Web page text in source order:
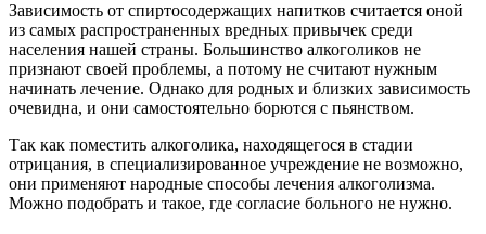
Зависимость от спиртосодержащих напитков считается оной
из самых распространенных вредных привычек среди
населения нашей страны. Большинство алкоголиков не
признают своей проблемы, а потому не считают нужным
начинать лечение. Однако для родных и близких зависимость
очевидна, и они самостоятельно борются с пьянством.
Так как поместить алкоголика, находящегося в стадии
отрицания, в специализированное учреждение не возможно,
они применяют народные способы лечения алкоголизма.
Можно подобрать и такое, где согласие больного не нужно.